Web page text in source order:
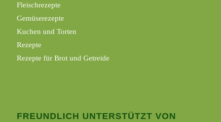
Fleischrezepte
Gemüserezepte
Kuchen und Torten
Rezepte
Rezepte für Brot und Getreide
FREUNDLICH UNTERSTÜTZT VON